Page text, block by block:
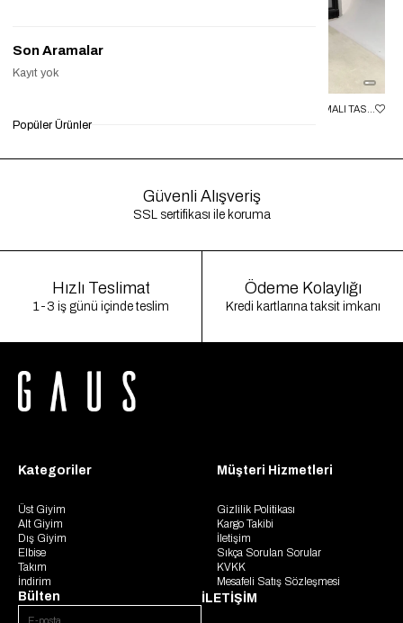
₺999,90
₺2.099,90
Güvenli Alışveriş
SSL sertifikası ile koruma
Hızlı Teslimat
1-3 iş günü içinde teslim
Ödeme Kolaylığı
Kredi kartlarına taksit imkanı
Kategoriler
Üst Giyim
Alt Giyim
Dış Giyim
Elbise
Takım
İndirim
Müşteri Hizmetleri
Gizlilik Politikası
Kargo Takibi
İletişim
Sıkça Sorulan Sorular
KVKK
Mesafeli Satış Sözleşmesi
Bülten İLETİŞİM
Son Aramalar
Kayıt yok
Popüler Ürünler